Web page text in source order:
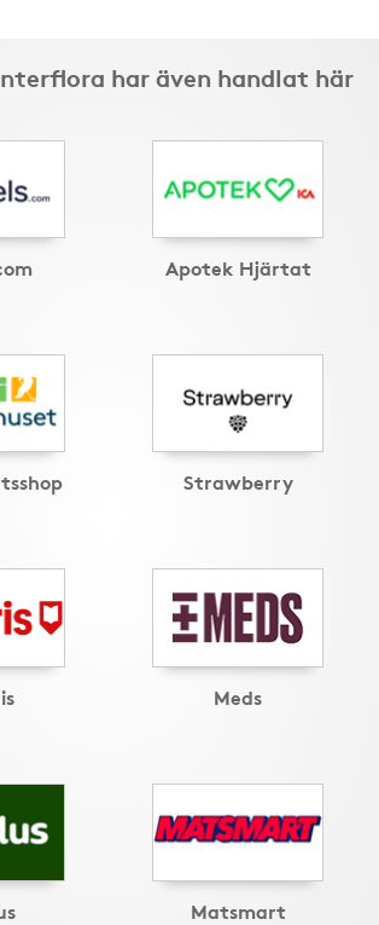
har även handlat här
Apotek Hjärtat
Strawberry
Meds
Matsmart